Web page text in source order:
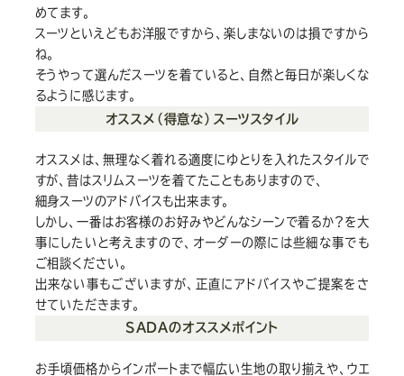
めてます。
スーツといえどもお洋服ですから、楽しまないのは損ですから
ね。
そうやって選んだスーツを着ていると、自然と毎日が楽しくな
るように感じます。
オススメ（得意な）スーツスタイル
オススメは、無理なく着れる適度にゆとりを入れたスタイルで
すが、昔はスリムスーツを着てたこともありますので、
細身スーツのアドバイスも出来ます。
しかし、一番はお客様のお好みやどんなシーンで着るか?を大
事にしたいと考えますので、オーダーの際には些細な事でも
ご相談ください。
出来ない事もございますが、正直にアドバイスやご提案をさ
せていただきます。
SADAのオススメポイント
お手頃価格からインポートまで幅広い生地の取り揃えや、ウエ